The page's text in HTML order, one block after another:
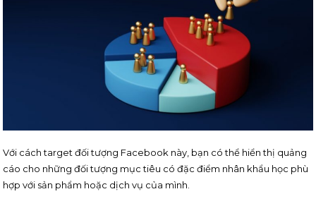
Với cách target đối tượng Facebook này, bạn có thể hiển thị quảng
cáo cho những đối tượng mục tiêu có đặc điểm nhân khẩu học phù
hợp với sản phẩm hoặc dịch vụ của mình.